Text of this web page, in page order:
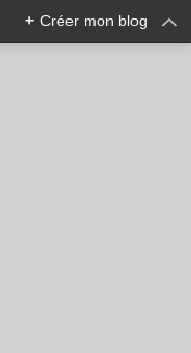
+ Créer mon blog